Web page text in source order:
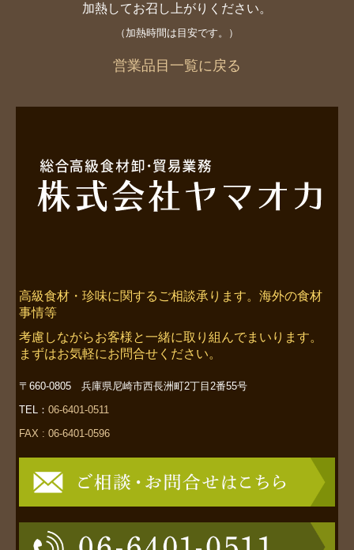
加熱してお召し上がりください。
（加熱時間は目安です。）
営業品目一覧に戻る
高級食材・珍味に関するご相談承ります。海外の食材
事情等
考慮しながらお客様と一緒に取り組んでまいります。
まずはお気軽にお問合せください。
〒660-0805 兵庫県尼崎市西長洲町2丁目2番55号
TEL：06-6401-0511
FAX : 06-6401-0596